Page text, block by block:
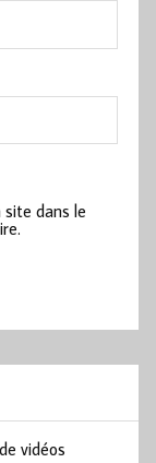
dans le
vidéos